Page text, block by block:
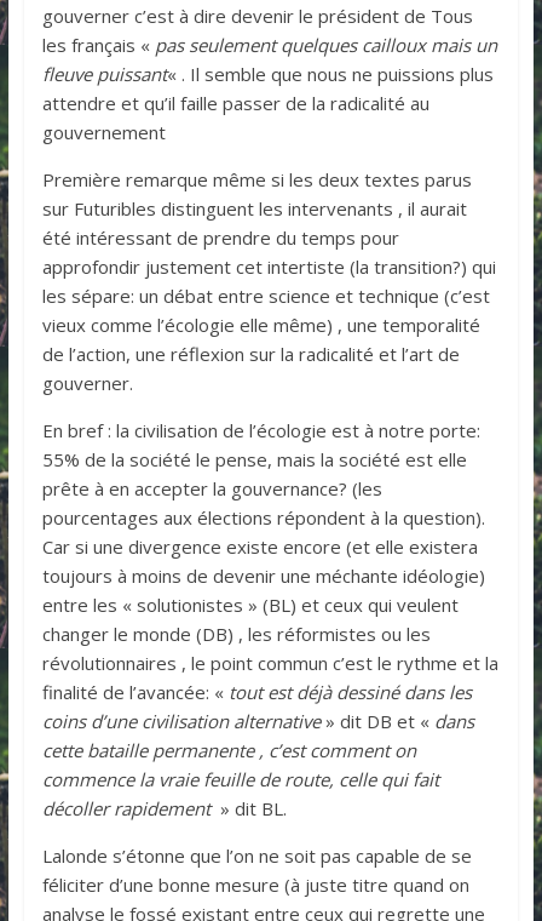
gouverner c’est à dire devenir le président de Tous
les français « pas seulement quelques cailloux mais un
fleuve puissant« . Il semble que nous ne puissions plus
attendre et qu’il faille passer de la radicalité au
gouvernement
Première remarque même si les deux textes parus
sur Futuribles distinguent les intervenants , il aurait
été intéressant de prendre du temps pour
approfondir justement cet intertiste (la transition?) qui
les sépare: un débat entre science et technique (c’est
vieux comme l’écologie elle même) , une temporalité
de l’action, une réflexion sur la radicalité et l’art de
gouverner.
En bref : la civilisation de l’écologie est à notre porte:
55% de la société le pense, mais la société est elle
prête à en accepter la gouvernance? (les
pourcentages aux élections répondent à la question).
Car si une divergence existe encore (et elle existera
toujours à moins de devenir une méchante idéologie)
entre les « solutionistes » (BL) et ceux qui veulent
changer le monde (DB) , les réformistes ou les
révolutionnaires , le point commun c’est le rythme et la
finalité de l’avancée: « tout est déjà dessiné dans les
coins d’une civilisation alternative» dit DB et « dans
cette bataille permanente , c’est comment on
commence la vraie feuille de route, celle qui fait
décoller rapidement » dit BL.
Lalonde s’étonne que l’on ne soit pas capable de se
féliciter d’une bonne mesure (à juste titre quand on
analyse le fossé existant entre ceux qui regrette une